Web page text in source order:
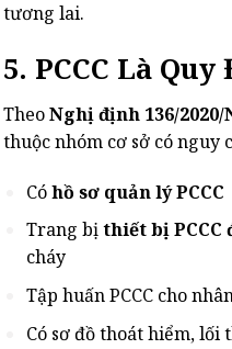
tương lai.
5. PCCC Là
TheoNghị định 136/2020/
thuộc nhóm cơ sở có nguy
Cóhồ sơ quản lý PCCC
Trang bịthiết bị PCCC
cháy
Tập huấn PCCC cho
Có sơ đồ thoát hiểm, lối